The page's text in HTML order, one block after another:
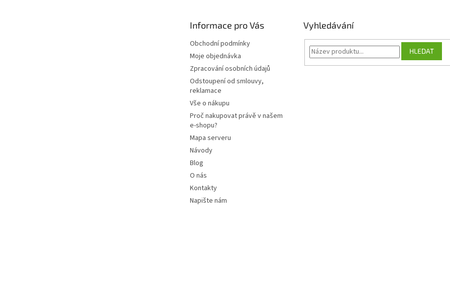
Informace pro Vás
Obchodní podmínky
Moje objednávka
Zpracování osobních údajů
Odstoupení od smlouvy,
reklamace
Vše o nákupu
Proč nakupovat právě v našem
e-shopu?
Mapa serveru
Návody
Blog
O nás
Kontakty
Napište nám
Vyhledávání
HLEDAT